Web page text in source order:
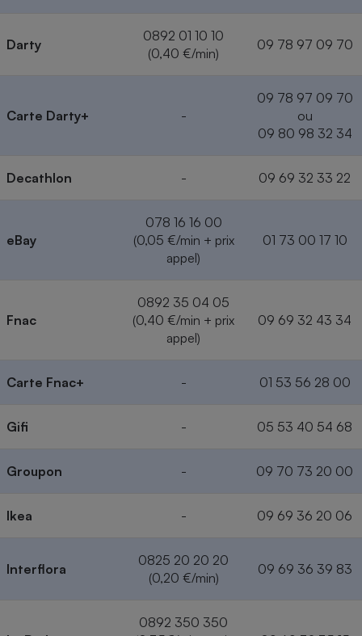
Darty
0892 01 10 10
(0,40 €/min)
09 78 97 09 70
Carte Darty+ -
09 78 97 09 70
ou
09 80 98 32 34
Decathlon - 09 69 32 33 22
eBay
078 16 16 00
(0,05 €/min + prix
appel)
01 73 00 17 10
Fnac
0892 35 04 05
(0,40 €/min + prix
appel)
09 69 32 43 34
Carte Fnac+ - 01 53 56 28 00
Gifi - 05 53 40 54 68
Groupon - 09 70 73 20 00
Ikea - 09 69 36 20 06
Interflora
0825 20 20 20
(0,20 €/min)
09 69 36 39 83
0892 350 350